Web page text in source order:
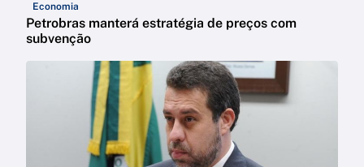
Economia
Petrobras manterá estratégia de preços com
subvenção